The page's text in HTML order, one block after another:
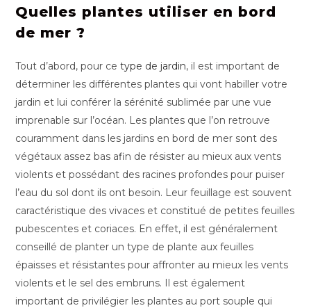
Quelles plantes utiliser en bord
de mer ?
Tout d’abord, pour cetype de jardin, il est important de
déterminer les différentes plantes qui vont habiller votre
jardin et lui conférer la sérénité sublimée par une vue
imprenable sur l’océan. Les plantes que l’on retrouve
couramment dans les jardins en bord de mer sont des
végétaux assez bas afin de résister au mieux aux vents
violents et possédant des racines profondes pour puiser
l’eau du sol dont ils ont besoin. Leur feuillage est souvent
caractéristique des vivaces et constitué de petites feuilles
pubescentes et coriaces. En effet, il est généralement
conseillé de planter un type de plante aux feuilles
épaisses et résistantes pour affronter au mieux les vents
violents et le sel des embruns. Il est également
important de privilégier les plantes au port souple qui